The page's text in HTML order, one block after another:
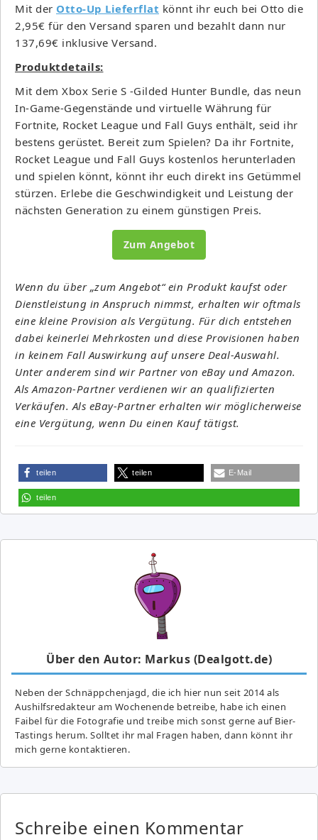
Mit der Otto-Up Lieferflat könnt ihr euch bei Otto die
2,95€ für den Versand sparen und bezahlt dann nur
137,69€ inklusive Versand.
Produktdetails:
Mit dem Xbox Serie S -Gilded Hunter Bundle, das neun
In-Game-Gegenstände und virtuelle Währung für
Fortnite, Rocket League und Fall Guys enthält, seid ihr
bestens gerüstet. Bereit zum Spielen? Da ihr Fortnite,
Rocket League und Fall Guys kostenlos herunterladen
und spielen könnt, könnt ihr euch direkt ins Getümmel
stürzen. Erlebe die Geschwindigkeit und Leistung der
nächsten Generation zu einem günstigen Preis.
Zum Angebot
Wenn du über „zum Angebot“ ein Produkt kaufst oder
Dienstleistung in Anspruch nimmst, erhalten wir oftmals
eine kleine Provision als Vergütung. Für dich entstehen
dabei keinerlei Mehrkosten und diese Provisionen haben
in keinem Fall Auswirkung auf unsere Deal-Auswahl.
Unter anderem sind wir Partner von eBay und Amazon.
Als Amazon-Partner verdienen wir an qualifizierten
Verkäufen. Als eBay-Partner erhalten wir möglicherweise
eine Vergütung, wenn Du einen Kauf tätigst.
teilen teilen E-Mail
teilen
Über den Autor: Markus (Dealgott.de)
Neben der Schnäppchenjagd, die ich hier nun seit 2014 als
Aushilfsredakteur am Wochenende betreibe, habe ich einen
Faibel für die Fotografie und treibe mich sonst gerne auf Bier-
Tastings herum. Solltet ihr mal Fragen haben, dann könnt ihr
mich gerne kontaktieren.
Schreibe einen Kommentar